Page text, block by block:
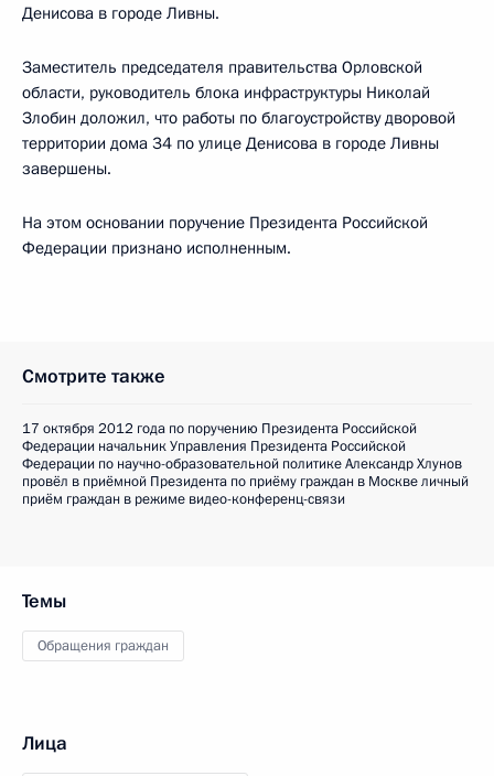
Денисова в городе Ливны.
Заместитель председателя правительства Орловской
области, руководитель блока инфраструктуры Николай
Злобин доложил, что работы по благоустройству дворовой
территории дома 34 по улице Денисова в городе Ливны
завершены.
На этом основании поручение Президента Российской
Федерации признано исполненным.
Смотрите также
17 октября 2012 года по поручению Президента Российской
Федерации начальник Управления Президента Российской
Федерации по научно-образовательной политике Александр Хлунов
провёл в приёмной Президента по приёму граждан в Москве личный
приём граждан в режиме видео-конференц-связи
Темы
Обращения граждан
Лица